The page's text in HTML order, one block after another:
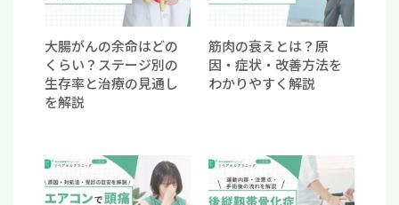
大腸がんの余命はどの
くらい？ステージ別の
生存率と治療の見通し
を解説
筋肉の衰えとは？原
因・症状・改善方法を
わかりやすく解説